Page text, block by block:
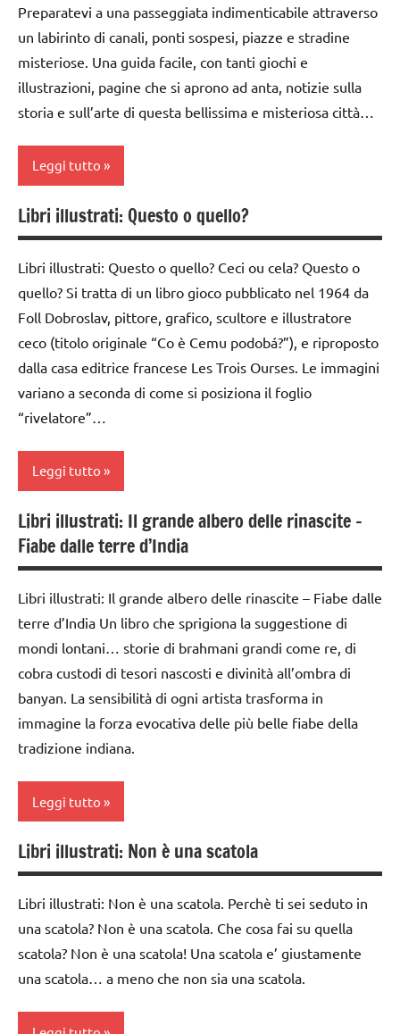
gnomi
LIBRI E
ALBI
ILLUSTRATI
LINGUAGGIO
casa e
a
scuola
poesie e
filastrocche
racconti
taglio
e
TUTORIAL
ARGOMENTI
PER ETA'
TUTTI GLI
ARTICOLI
dai
3 ai
6
anni
LIBRI E
ALBI
ILLUSTRATI
ARGOMENTI
PER ETA'
TUTTI GLI
ARTICOLI
Preparatevi a una passeggiata indimenticabile attraverso
un labirinto di canali, ponti sospesi, piazze e stradine
misteriose. Una guida facile, con tanti giochi e
illustrazioni, pagine che si aprono ad anta, notizie sulla
storia e sull’arte di questa bellissima e misteriosa città…
Leggi tutto
classe
1a
classe
2a
3a
GEOGRAFIA
gite
LIBRI E
ALBI
ILLUSTRATI
TUTTI GLI
ARGOMENTI
PER ETA'
TUTTI GLI
ARTICOLI
Libri illustrati: Questo o quello?
Libri illustrati: Questo o quello? Ceci ou cela? Questo o
quello? Si tratta di un libro gioco pubblicato nel 1964 da
Foll Dobroslav, pittore, grafico, scultore e illustratore
ceco (titolo originale “Co è Cemu podobá?”), e riproposto
dalla casa editrice francese Les Trois Ourses. Le immagini
variano a seconda di come si posiziona il foglio
“rivelatore”…
Leggi tutto
classe
1a
2a
a 3
anni
3 ai
6
LIBRI E
ILLUSTRATI
ARGOMENTI
PER ETA'
TUTTI GLI
ARTICOLI
Libri illustrati: Il grande albero delle rinascite –
Fiabe dalle terre d’India
Libri illustrati: Il grande albero delle rinascite – Fiabe dalle
terre d’India Un libro che sprigiona la suggestione di
mondi lontani… storie di brahmani grandi come re, di
cobra custodi di tesori nascosti e divinità all’ombra di
banyan. La sensibilità di ogni artista trasforma in
immagine la forza evocativa delle più belle fiabe della
tradizione indiana.
Leggi tutto
classe
2a
classe
3a
4a
Libri illustrati: Non è una scatola
Libri illustrati: Non è una scatola. Perchè ti sei seduto in
una scatola? Non è una scatola. Che cosa fai su quella
scatola? Non è una scatola! Una scatola e’ giustamente
una scatola… a meno che non sia una scatola.